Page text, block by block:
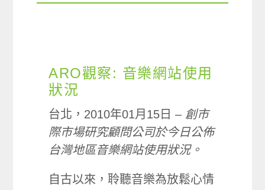
ARO觀察: 音樂網站使用
狀況
台北，2010年01月15日 – 創市
際市場研究顧問公司於今日公佈
台灣地區音樂網站使用狀況。
自古以來，聆聽音樂為放鬆心情